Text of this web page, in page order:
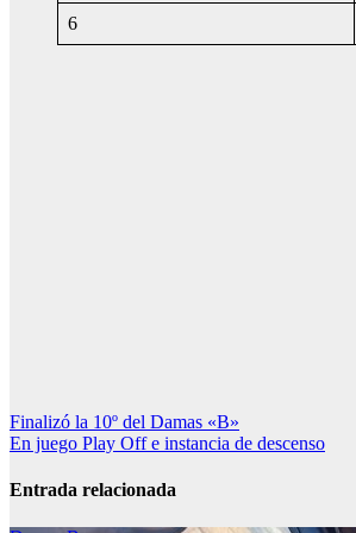
6
Navegación
de
entradas
Finalizó la 10º del Damas «B»
En juego Play Off e instancia de descenso
Entrada relacionada